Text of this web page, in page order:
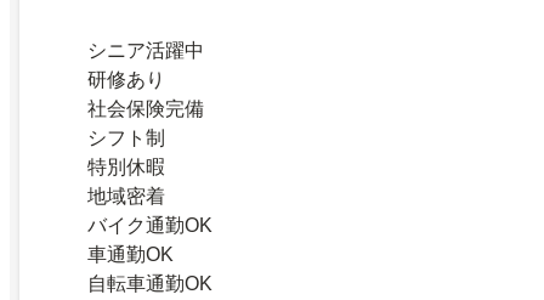
シニア活躍中
研修あり
社会保険完備
シフト制
特別休暇
地域密着
バイク通勤OK
車通勤OK
自転車通勤OK